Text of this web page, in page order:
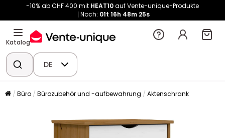
-10% ab CHF 400 mit HEAT10auf Vente-unique-Produkte
Noch: 01t 16h 48m 24s
Katalog
DE
Büro Bürozubehör und -aufbewahrung Aktenschrank